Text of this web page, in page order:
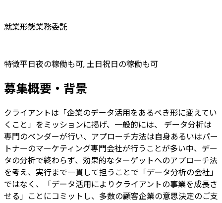
就業形態業務委託
特徴平日夜の稼働も可, 土日祝日の稼働も可
募集概要・背景
クライアントは「企業のデータ活用をあるべき形に変えてい
くこと」をミッションに掲げ、一般的には、 データ分析は
専門のベンダーが行い、アプローチ方法は自身あるいはパー
トナーのマーケティング専門会社が行うことが多い中、デー
タの分析で終わらず、効果的なターゲットへのアプローチ法
を考え、実行まで一貫して担うことで「データ分析の会社」
ではなく、「データ活用によりクライアントの事業を成長さ
せる」ことにコミットし、多数の顧客企業の意思決定のご支